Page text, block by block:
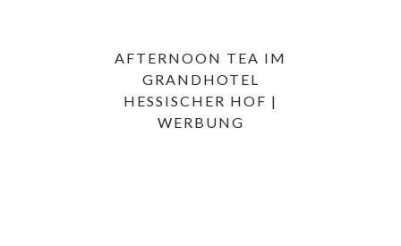
AFTERNOON TEA IM
GRANDHOTEL
HESSISCHER HOF |
WERBUNG